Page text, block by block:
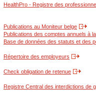
HealthPro - Registre des
Publications au Moniteur belge
Publications des comptes annuels à
Base de données des statuts et des
Répertoire des employeurs
Check obligation de retenue
Registre Central des interdictions de